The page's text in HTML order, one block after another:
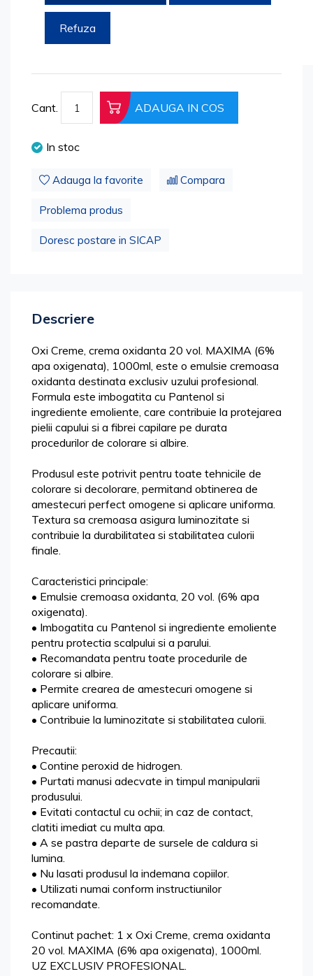
Skip
images
gallery
Cant. ADAUGA IN COS
In stoc
Adauga la favorite Compara
Problema produs
Doresc postare in SICAP
Descriere
Oxi Creme, crema oxidanta 20 vol. MAXIMA (6%
apa oxigenata), 1000ml, este o emulsie cremoasa
oxidanta destinata exclusiv uzului profesional.
Formula este imbogatita cu Pantenol si
ingrediente emoliente, care contribuie la protejarea
pielii capului si a fibrei capilare pe durata
procedurilor de colorare si albire.
Produsul este potrivit pentru toate tehnicile de
colorare si decolorare, permitand obtinerea de
amestecuri perfect omogene si aplicare uniforma.
Textura sa cremoasa asigura luminozitate si
contribuie la durabilitatea si stabilitatea culorii
finale.
Caracteristici principale:
• Emulsie cremoasa oxidanta, 20 vol. (6% apa
oxigenata).
• Imbogatita cu Pantenol si ingrediente emoliente
pentru protectia scalpului si a parului.
• Recomandata pentru toate procedurile de
colorare si albire.
• Permite crearea de amestecuri omogene si
aplicare uniforma.
• Contribuie la luminozitate si stabilitatea culorii.
Precautii:
• Contine peroxid de hidrogen.
• Purtati manusi adecvate in timpul manipularii
produsului.
• Evitati contactul cu ochii; in caz de contact,
clatiti imediat cu multa apa.
• A se pastra departe de sursele de caldura si
lumina.
• Nu lasati produsul la indemana copiilor.
• Utilizati numai conform instructiunilor
recomandate.
Continut pachet: 1 x Oxi Creme, crema oxidanta
20 vol. MAXIMA (6% apa oxigenata), 1000ml.
UZ EXCLUSIV PROFESIONAL.
Refuza